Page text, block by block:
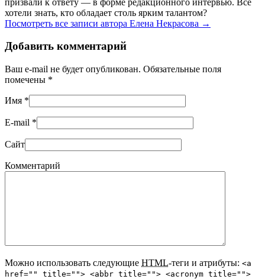
хотели знать, кто обладает столь ярким талантом?
Посмотреть все записи автора Елена Некрасова →
Добавить комментарий
Ваш e-mail не будет опубликован. Обязательные поля
помечены *
Имя *
E-mail *
Сайт
Комментарий
Можно использовать следующие HTML-теги и атрибуты: <a
href="" title=""> <abbr title=""> <acronym title="">